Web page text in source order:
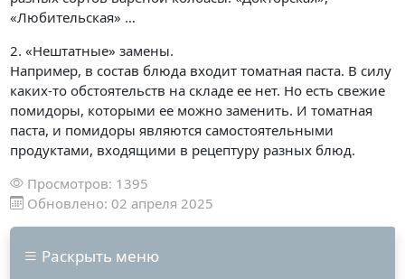
«Любительская» …
2. «Нештатные» замены.
Например, в состав блюда входит томатная паста. В силу
каких-то обстоятельств на складе ее нет. Но есть свежие
помидоры, которыми ее можно заменить. И томатная
паста, и помидоры являются самостоятельными
продуктами, входящими в рецептуру разных блюд.
Просмотров: 1395
Обновлено: 02 апреля 2025
Раскрыть меню